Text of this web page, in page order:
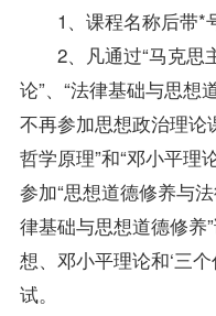
1、课程名称后带*号
2、凡通过“马克思
论”、“法律基础与思想
不再参加思想政治理论
哲学原理”和“邓小平理
参加“思想道德修养与
律基础与思想道德修养
想、邓小平理论和‘三
试。